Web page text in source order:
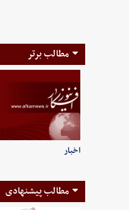
مطالب برتر
اخبار
مطالب پیشنهادی